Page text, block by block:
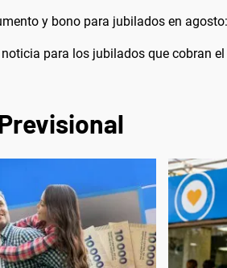
y bono para jubilados en
para los jubilados que cobran